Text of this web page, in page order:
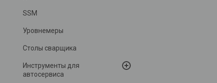
SSM
Уровнемеры
Столы сварщика
Инструменты для
автосервиса